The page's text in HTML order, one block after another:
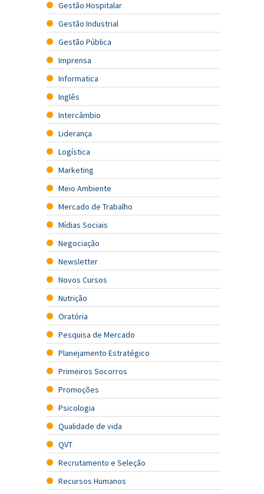
Gestão Hospitalar
Gestão Industrial
Gestão Pública
Imprensa
Informatica
Inglês
Intercâmbio
Liderança
Logística
Marketing
Meio Ambiente
Mercado de Trabalho
Mídias Sociais
Negociação
Newsletter
Novos Cursos
Nutrição
Oratória
Pesquisa de Mercado
Planejamento Estratégico
Primeiros Socorros
Promoções
Psicologia
Qualidade de vida
QVT
Recrutamento e Seleção
Recursos Humanos